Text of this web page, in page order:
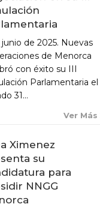
MENORCA
NN.GG.
Y
junio de 2025. Nuevas
de Menorca
con éxito su III
Parlamentaria el
31...
Ver Más
Ximenez
su
para
NNGG